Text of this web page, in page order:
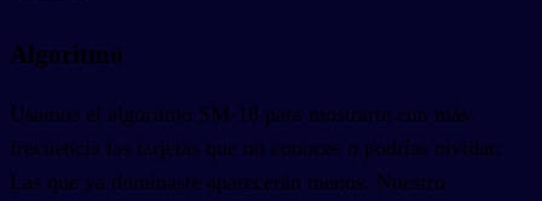
Algoritmo
Usamos el algoritmo SM-18 para mostrarte con más
frecuencia las tarjetas que no conoces o podrías olvidar.
Las que ya dominaste aparecerán menos. Nuestro